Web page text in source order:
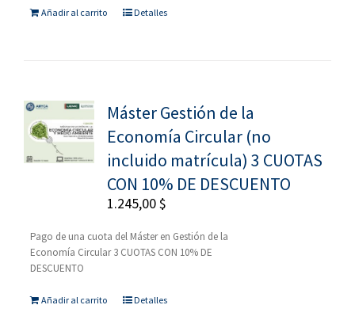
Añadir al carrito Detalles
Máster Gestión de la
Economía Circular (no
incluido matrícula) 3 CUOTAS
CON 10% DE DESCUENTO
1.245,00$
Pago de una cuota del Máster en Gestión de la
Economía Circular 3 CUOTAS CON 10% DE
DESCUENTO
Añadir al carrito Detalles